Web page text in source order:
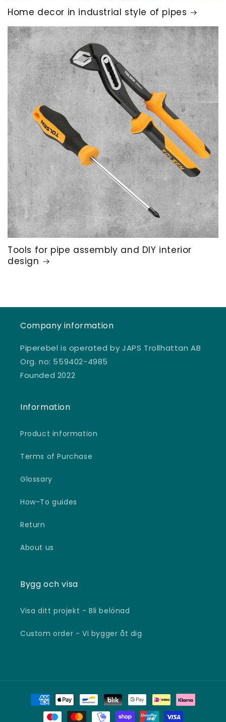
Home decor in industrial style of pipes
Tools for pipe assembly and DIY interior
design
Company information
Piperebel is operated by JAPS Trollhattan AB
Org. no: 559402-4985
Founded 2022
Information
Product information
Terms of Purchase
Glossary
How-To guides
Return
About us
Bygg och visa
Visa ditt projekt - Bli belönad
Custom order - Vi bygger åt dig
Payment
methods